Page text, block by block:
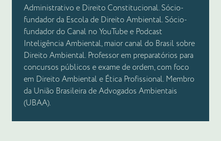
Administrativo e Direito Constitucional. Sócio-
fundador da Escola de Direito Ambiental. Sócio-
fundador do Canal no YouTube e Podcast
Inteligência Ambiental, maior canal do Brasil sobre
Direito Ambiental. Professor em preparatórios para
concursos públicos e exame de ordem, com foco
em Direito Ambiental e Ética Profissional. Membro
da União Brasileira de Advogados Ambientais
(UBAA).